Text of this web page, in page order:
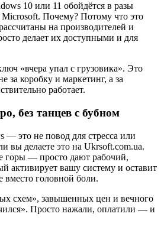
10 или 11 обойдётся в разы
Почему? Потому что это
на производителей и
делает их доступными и для
«вчера упал с грузовика». Это
за коробку и маркетинг, а за
работает.
без танцев с бубном
— это не повод для стресса или
вы делаете это на Ukrsoft.com.ua.
горы — просто дают рабочий,
активирует вашу систему и оставит
вместо головной боли.
схем», завышенных цен и вечного
Просто нажали, оплатили — и